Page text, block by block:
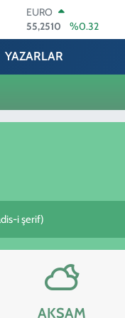
EURO
55,2510
%0.32
STERLİN
64,4811
13.779
%-14
BITCOIN
YAZARLAR
i şerif)
AKŞAM